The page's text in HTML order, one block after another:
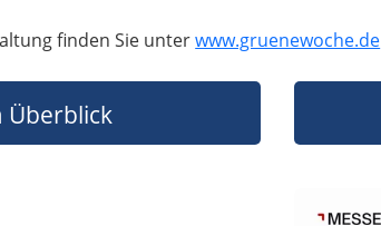
finden Sie unterwww.gruenewoche.de
Überblick